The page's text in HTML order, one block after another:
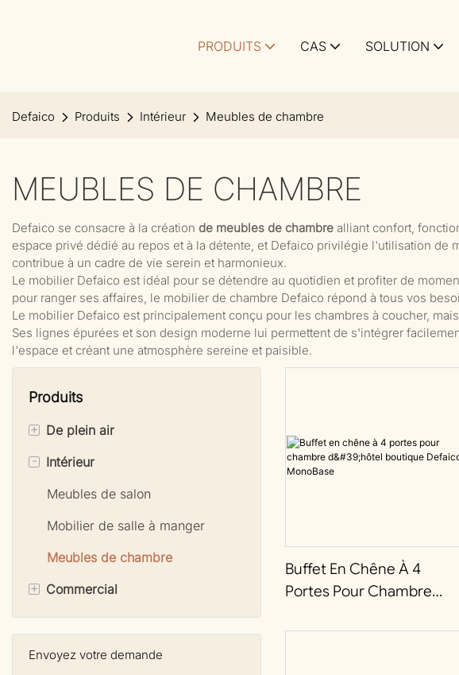
PRODUITS CAS SOLUTION
Defaico Produits Intérieur Meubles de chambre
MEUBLES DE CHAMBRE
Defaico se consacre à la création de meubles de chambre alliant confort,
espace privé dédié au repos et à la détente, et Defaico privilégie l'utilisation
contribue à un cadre de vie serein et harmonieux.
Le mobilier Defaico est idéal pour se détendre au quotidien et profiter de
pour ranger ses affaires, le mobilier de chambre Defaico répond à tous vos
Le mobilier Defaico est principalement conçu pour les chambres à coucher,
Ses lignes épurées et son design moderne lui permettent de s'intégrer
l'espace et créant une atmosphère sereine et paisible.
Produits
+ De plein air
Mobilier de jardin en aluminium
Mobilier d&#39;extérieur en
rembourré
Mobilier de jardin en rotin
-
Intérieur
Meubles de salon
Mobilier de salle à manger
Meubles de chambre
+ Commercial
Bancs et banquettes
Chaises commerciales
Envoyez votre demande
Buffet En Chêne À 4
Portes Pour Chambre
MonoBase